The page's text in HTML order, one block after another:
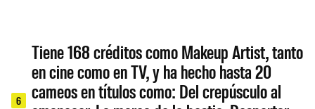
6
Tiene 168 créditos como Makeup Artist, tanto
en cine como en TV, y ha hecho hasta 20
cameos en títulos como: Del crepúsculo al